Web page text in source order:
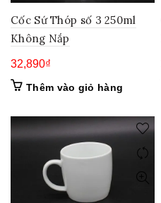
Cốc Sứ Thóp số 3 250ml
Không Nắp
32,890₫
Thêm vào giỏ hàng